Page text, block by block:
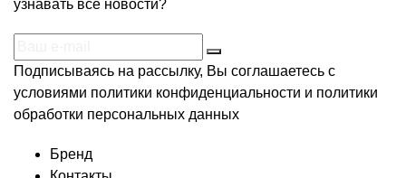
узнавать все новости?
Подписываясь на рассылку, Вы соглашаетесь c
условиями политики конфиденциальности и политики
обработки персональных данных
Бренд